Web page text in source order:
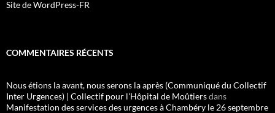
Site de WordPress-FR
COMMENTAIRES RÉCENTS
Nous étions la avant, nous serons la après (Communiqué du Collectif
Inter Urgences) | Collectif pour l'Hôpital de Moûtiersdans
Manifestation des services des urgences à Chambéry le 26 septembre